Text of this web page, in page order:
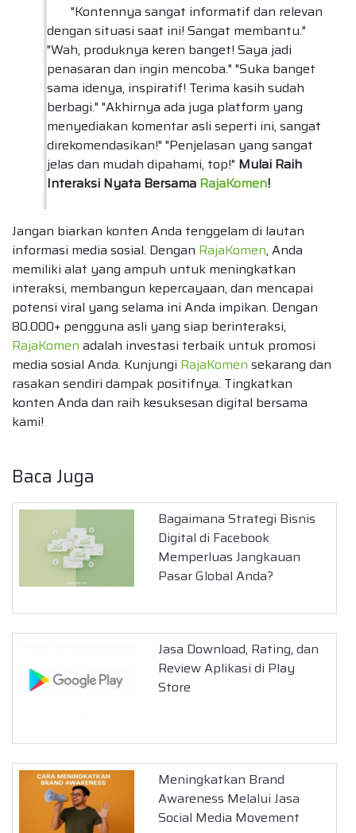
"Kontennya sangat informatif dan relevan
dengan situasi saat ini! Sangat membantu."
"Wah, produknya keren banget! Saya jadi
penasaran dan ingin mencoba." "Suka banget
sama idenya, inspiratif! Terima kasih sudah
berbagi." "Akhirnya ada juga platform yang
menyediakan komentar asli seperti ini, sangat
direkomendasikan!" "Penjelasan yang sangat
jelas dan mudah dipahami, top!" Mulai Raih
Interaksi Nyata Bersama RajaKomen!
Jangan biarkan konten Anda tenggelam di lautan
informasi media sosial. Dengan RajaKomen, Anda
memiliki alat yang ampuh untuk meningkatkan
interaksi, membangun kepercayaan, dan mencapai
potensi viral yang selama ini Anda impikan. Dengan
80.000+ pengguna asli yang siap berinteraksi,
RajaKomen adalah investasi terbaik untuk promosi
media sosial Anda. Kunjungi RajaKomen sekarang dan
rasakan sendiri dampak positifnya. Tingkatkan
konten Anda dan raih kesuksesan digital bersama
kami!
Baca Juga
Bagaimana Strategi Bisnis
Digital di Facebook
Memperluas Jangkauan
Pasar Global Anda?
Jasa Download, Rating, dan
Review Aplikasi di Play
Store
Meningkatkan Brand
Awareness Melalui Jasa
Social Media Movement